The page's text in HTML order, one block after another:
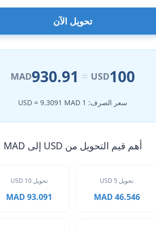
تحويل الآن
100
USD
=
930.91
MAD
سعر الصرف: 1 USD = 9.3091 MAD
أهم قيم التحويل من USD إلى MAD
تحويل 5 USD
46.546 MAD
تحويل 10 USD
93.091 MAD